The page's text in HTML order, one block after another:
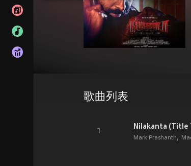
歌曲列表
1
Nilakanta (Title
Mark Prashanth